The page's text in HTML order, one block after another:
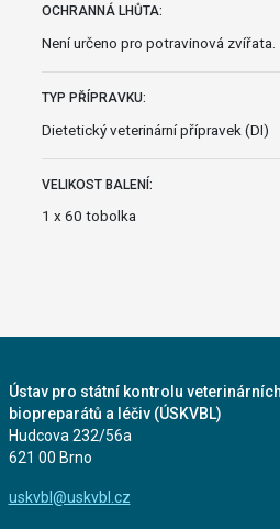
OCHRANNÁ LHŮTA:
Není určeno pro potravinová zvířata.
TYP PŘÍPRAVKU:
Dietetický veterinární přípravek (DI)
VELIKOST BALENÍ:
1 x 60 tobolka
Ústav pro státní kontrolu veterinárních
biopreparátů a léčiv (ÚSKVBL)
Hudcova 232/56a
621 00 Brno
uskvbl@uskvbl.cz